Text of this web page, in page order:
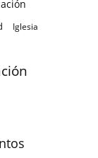
Iglesia